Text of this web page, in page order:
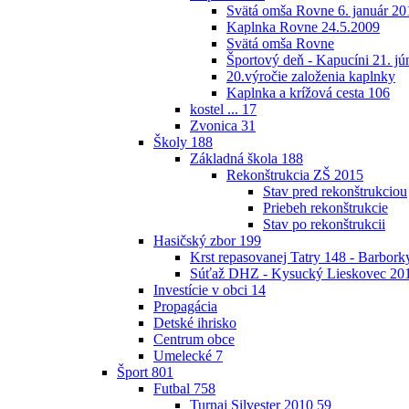
Svätá omša Rovne 6. január
Kaplnka Rovne 24.5.2009
Svätá omša Rovne
Športový deň - Kapucíni 21.
20.výročie založenia kaplnky
Kaplnka a krížová cesta 106
kostel ... 17
Zvonica 31
Školy 188
Základná škola 188
Rekonštrukcia ZŠ 2015
Stav pred rekonštrukciou
Priebeh rekonštrukcie
Stav po rekonštrukcii
Hasičský zbor 199
Krst repasovanej Tatry 148 -
Súťaž DHZ - Kysucký Lieskovec
Investície v obci 14
Propagácia
Detské ihrisko
Centrum obce
Umelecké 7
Šport 801
Futbal 758
Turnaj Silvester 2010 59